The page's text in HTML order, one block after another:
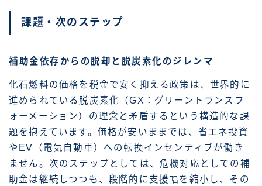
課題・次のステップ
補助金依存からの脱却と脱炭素化のジレンマ
化石燃料の価格を税金で安く抑える政策は、世界的に
進められている脱炭素化（GX：グリーントランスフ
ォーメーション）の理念と矛盾するという構造的な課
題を抱えています。価格が安いままでは、省エネ投資
やEV（電気自動車）への転換インセンティブが働き
ません。次のステップとしては、危機対応としての補
助金は継続しつつも、段階的に支援幅を縮小し、その